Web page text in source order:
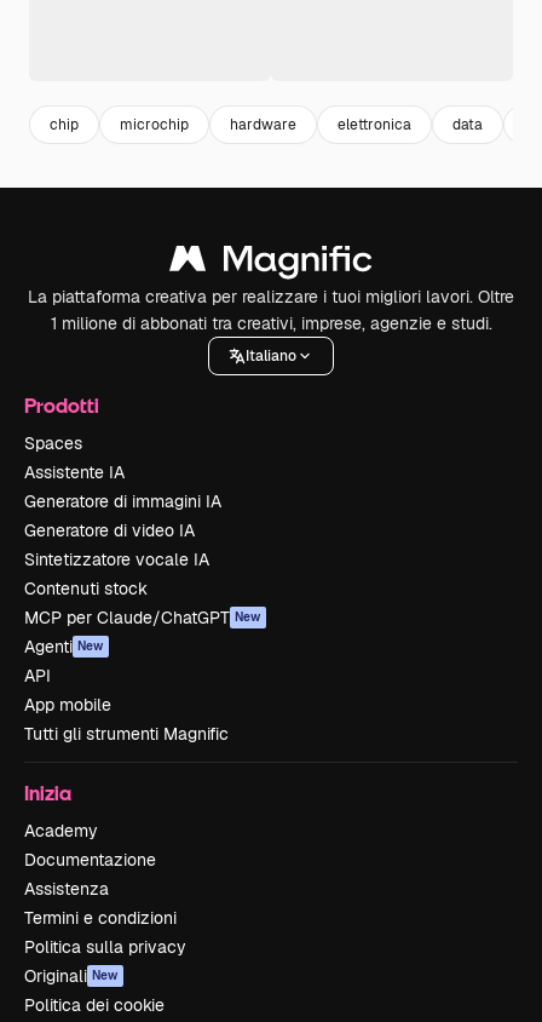
chip microchip hardware elettronica data
La piattaforma creativa per realizzare i tuoi migliori lavori. Oltre
1 milione di abbonati tra creativi, imprese, agenzie e studi.
Italiano
Prodotti
Spaces
Assistente IA
Generatore di immagini IA
Generatore di video IA
Sintetizzatore vocale IA
Contenuti stock
MCP per Claude/ChatGPT New
Agenti New
API
App mobile
Tutti gli strumenti Magnific
Inizia
Academy
Documentazione
Assistenza
Termini e condizioni
Politica sulla privacy
Originali New
Politica dei cookie